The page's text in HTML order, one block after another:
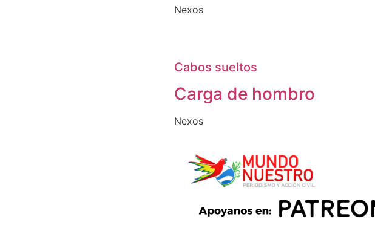
Nexos
Cabos sueltos
Carga de hombro
Nexos